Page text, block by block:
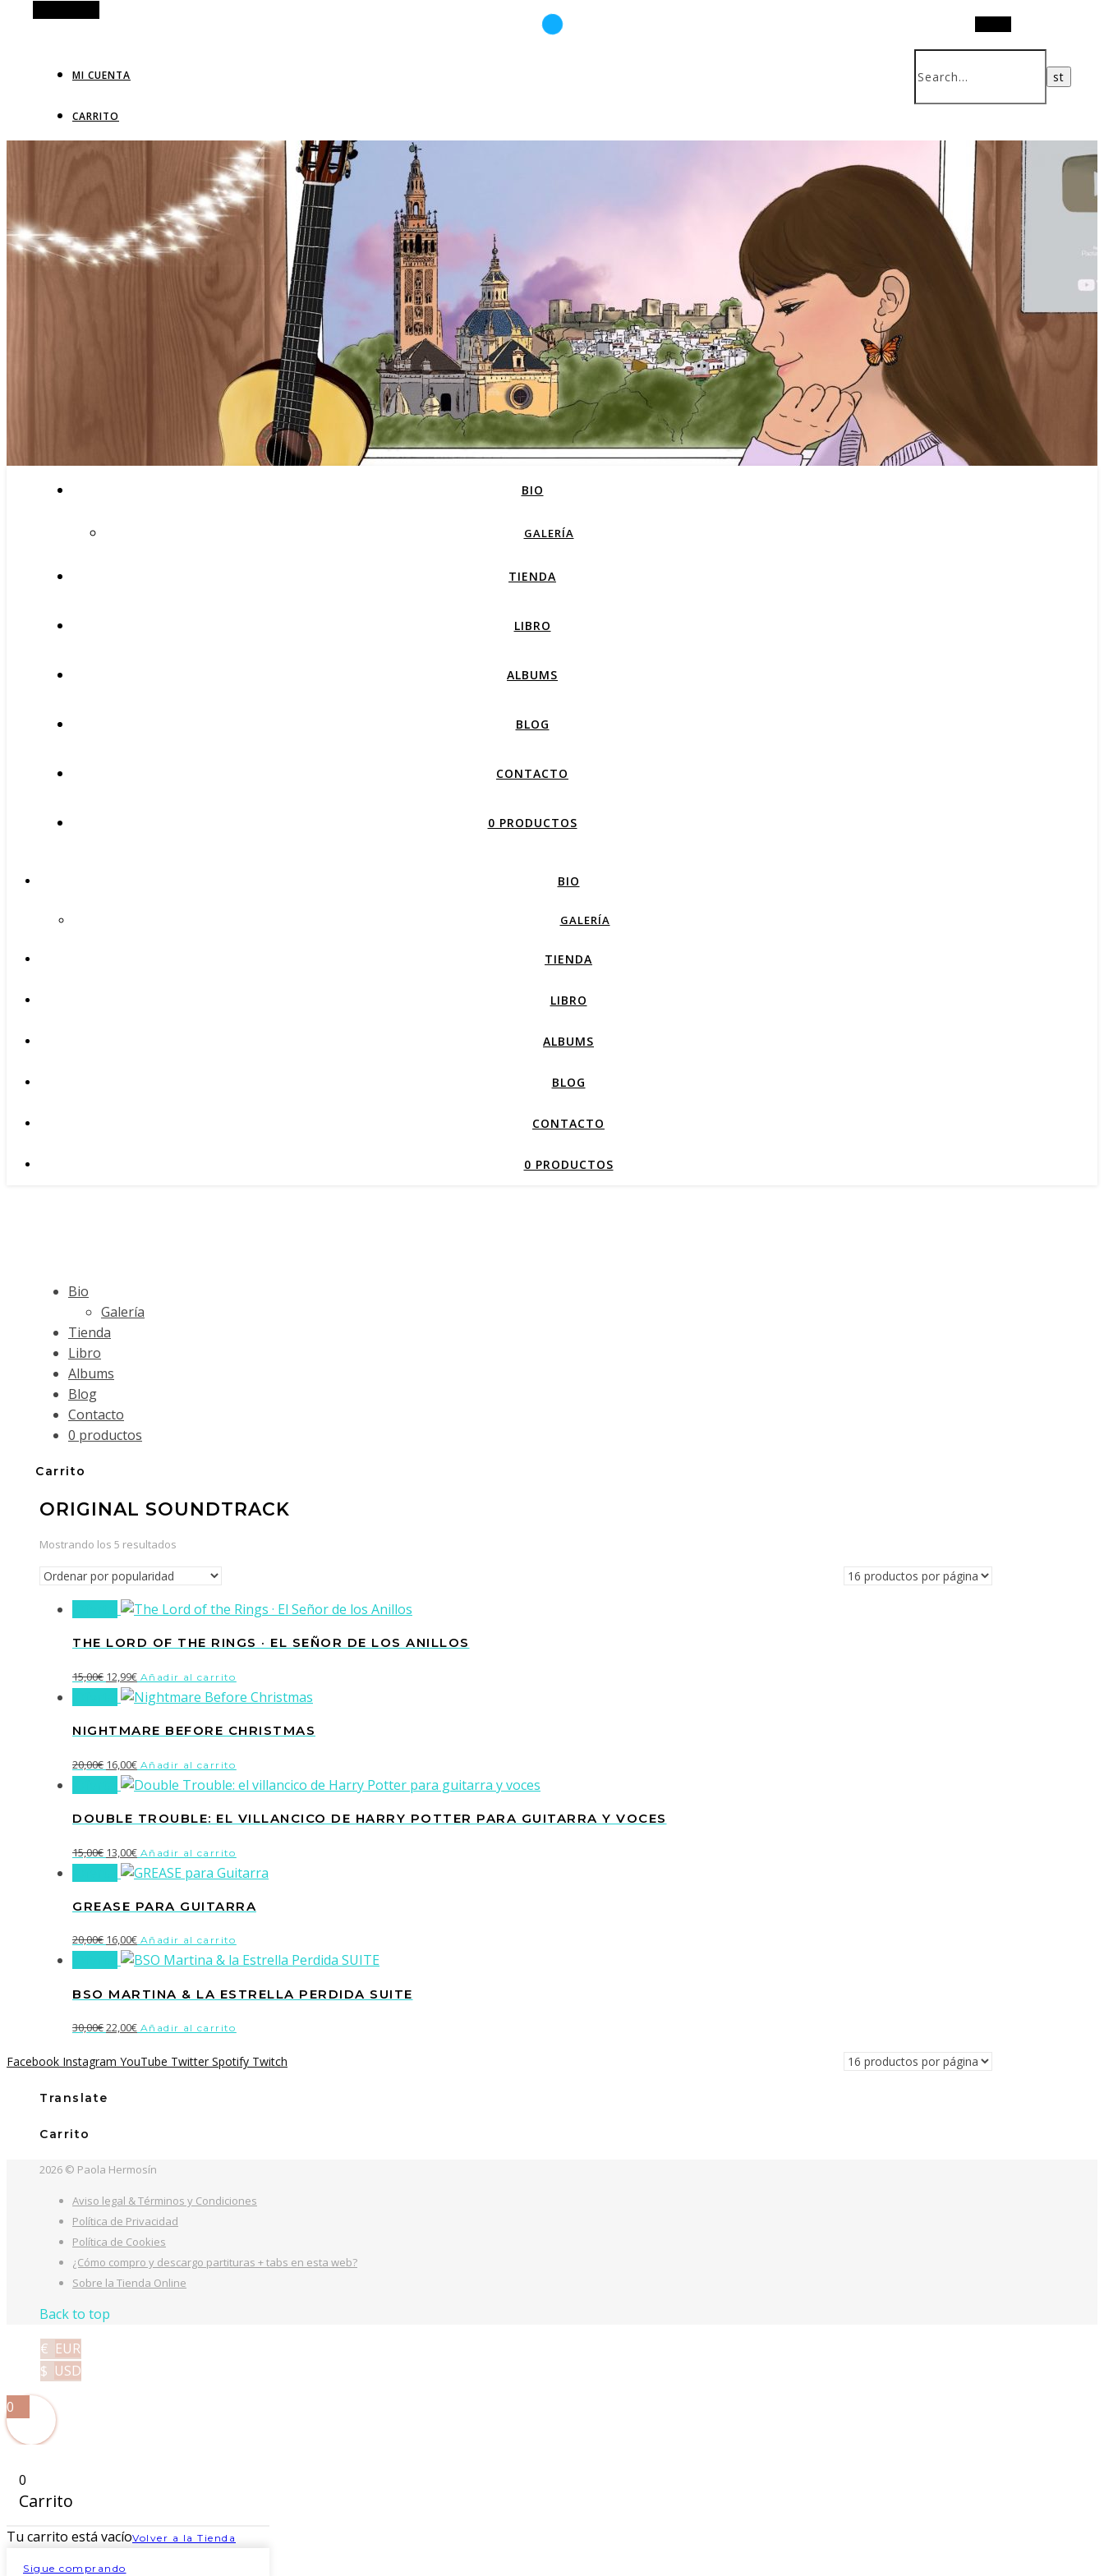
MI CUENTA
CARRITO
BIO
GALERÍA
TIENDA
LIBRO
ALBUMS
BLOG
CONTACTO
0 PRODUCTOS
BIO
GALERÍA
TIENDA
LIBRO
ALBUMS
BLOG
CONTACTO
0 PRODUCTOS
Bio
Galería
Tienda
Libro
Albums
Blog
Contacto
0 productos
Carrito
ORIGINAL SOUNDTRACK
Mostrando los 5 resultados
THE LORD OF THE RINGS · EL SEÑOR DE LOS ANILLOS
15,00€ El
precio
era:
12,99€El
precio
es:
Añadir al carrito
NIGHTMARE BEFORE CHRISTMAS
20,00€ El
precio
era:
16,00€El
precio
es:
Añadir al carrito
DOUBLE TROUBLE: EL VILLANCICO DE HARRY POTTER PARA GUITARRA Y VOCES
15,00€ El
precio
era:
13,00€El
precio
es:
Añadir al carrito
GREASE PARA GUITARRA
20,00€ El
precio
era:
16,00€El
precio
es:
Añadir al carrito
BSO MARTINA & LA ESTRELLA PERDIDA SUITE
30,00€El
original
22,00€El
actual
Añadir al carrito
Facebook Instagram YouTube Twitter Spotify Twitch
Translate
Carrito
2026 © Paola Hermosín
Aviso legal & Términos y Condiciones
Política de Privacidad
Política de Cookies
¿Cómo compro y descargo partituras + tabs en esta web?
Sobre la Tienda Online
Back to top
€ EUR
$ USD
0
0
Carrito
Tu carrito está vacíoVolver a la Tienda
Sigue comprando